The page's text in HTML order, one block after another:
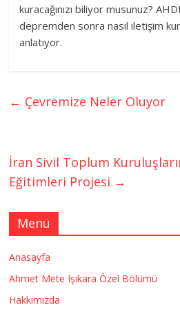
kuracağınızı biliyor musunuz?
depremden sonra nasıl iletişim
anlatıyor.
← Çevremize Neler Oluyor
İran Sivil Toplum
Eğitimleri Projesi →
Menü
Anasayfa
Ahmet Mete Işıkara Özel Bölümü
Hakkımızda